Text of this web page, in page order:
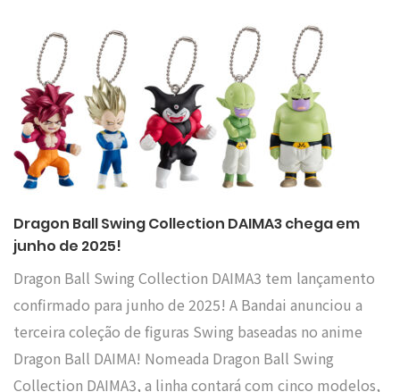
Dragon Ball Swing Collection DAIMA3 chega em
junho de 2025!
Dragon Ball Swing Collection DAIMA3 tem lançamento
confirmado para junho de 2025! A Bandai anunciou a
terceira coleção de figuras Swing baseadas no anime
Dragon Ball DAIMA! Nomeada Dragon Ball Swing
Collection DAIMA3, a linha contará com cinco modelos,